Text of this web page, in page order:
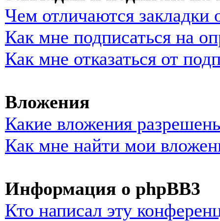
Чем отличаются закладки
Как мне подписаться на
Как мне отказаться от
Вложения
Какие вложения
Как мне найти мои
Информация о phpBB3
Кто написал эту